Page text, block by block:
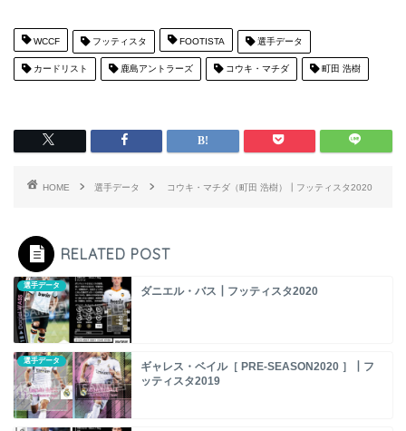
WCCF フッティスタ FOOTISTA 選手データ
カードリスト 鹿島アントラーズ コウキ・マチダ 町田 浩樹
HOME 選手データ コウキ・マチダ（町田 浩樹）┃フッティスタ2020
RELATED POST
選手データ ダニエル・バス┃フッティスタ2020
選手データ
ギャレス・ベイル［ PRE-SEASON2020 ］┃フ
ッティスタ2019